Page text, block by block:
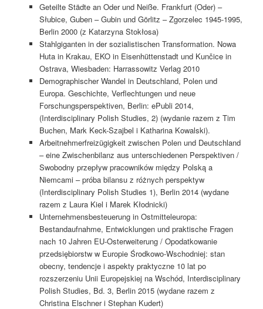
Geteilte Städte an Oder und Neiße. Frankfurt (Oder) –
Słubice, Guben – Gubin und Görlitz – Zgorzelec 1945-1995,
Berlin 2000 (z Katarzyna Stokłosa)
Stahlgiganten in der sozialistischen Transformation. Nowa
Huta in Krakau, EKO in Eisenhüttenstadt und Kunčice in
Ostrava, Wiesbaden: Harrassowitz Verlag 2010
Demographischer Wandel in Deutschland, Polen und
Europa. Geschichte, Verflechtungen und neue
Forschungsperspektiven, Berlin: ePubli 2014,
(Interdisciplinary Polish Studies, 2) (wydanie razem z Tim
Buchen, Mark Keck-Szajbel i Katharina Kowalski).
Arbeitnehmerfreizügigkeit zwischen Polen und Deutschland
– eine Zwischenbilanz aus unterschiedenen Perspektiven /
Swobodny przepływ pracowników między Polską a
Niemcami – próba bilansu z różnych perspektyw
(Interdisciplinary Polish Studies 1), Berlin 2014 (wydane
razem z Laura Kiel i Marek Kłodnicki)
Unternehmensbesteuerung in Ostmitteleuropa:
Bestandaufnahme, Entwicklungen und praktische Fragen
nach 10 Jahren EU-Osterweiterung / Opodatkowanie
przedsiębiorstw w Europie Środkowo-Wschodniej: stan
obecny, tendencje i aspekty praktyczne 10 lat po
rozszerzeniu Unii Europejskiej na Wschód, Interdisciplinary
Polish Studies, Bd. 3, Berlin 2015 (wydane razem z
Christina Elschner i Stephan Kudert)